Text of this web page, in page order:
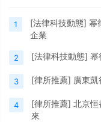
1 [法律科技動態] 幂
企業
2 [法律科技動態] 幂
3 [律所推薦] 廣東
4 [律所推薦] 北京恒
來